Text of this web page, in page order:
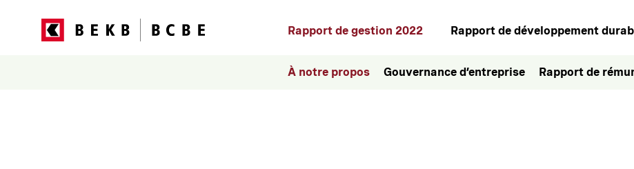
Navigation
Rapport de gestion 2022
À notre propos Gouvernance d’entreprise Rapport de
Rapport de développement